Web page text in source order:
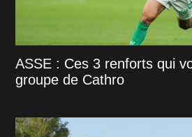
ASSE : Ces 3 renforts qui
groupe de Cathro